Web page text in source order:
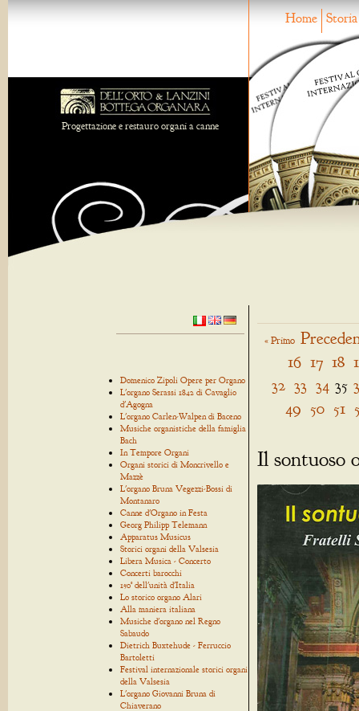
Home Storia
Progettazione e restauro organi a canne
Domenico Zipoli Opere per Organo
L'organo Serassi 1842 di Cavaglio
d'Agogna
L'organo Carlen-Walpen di Baceno
Musiche organistiche della famiglia
Bach
In Tempore Organi
Organi storici di Moncrivello e
Mazzè
L'organo Bruna Vegezzi-Bossi di
Montanaro
Canne d'Organo in Festa
Georg Philipp Telemann
Apparatus Musicus
Storici organi della Valsesia
Libera Musica - Concerto
Concerti barocchi
150° dell'unità d'Italia
Lo storico organo Alari
Alla maniera italiana
Musiche d'organo nel Regno
Sabaudo
Dietrich Buxtehude - Ferruccio
Bartoletti
Festival internazionale storici organi
della Valsesia
L'organo Giovanni Bruna di
Chiaverano
« Primo
16 17 18
32 33 34 35
49 50 51
Il sontuoso